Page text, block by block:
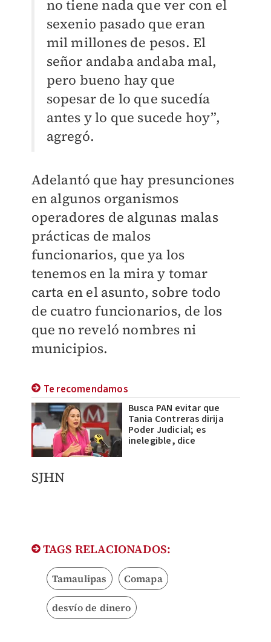
no tiene nada que ver con el
sexenio pasado que eran
mil millones de pesos. El
señor andaba andaba mal,
pero bueno hay que
sopesar de lo que sucedía
antes y lo que sucede hoy”,
agregó.
Adelantó que hay presunciones
en algunos organismos
operadores de algunas malas
prácticas de malos
funcionarios, que ya los
tenemos en la mira y tomar
carta en el asunto, sobre todo
de cuatro funcionarios, de los
que no reveló nombres ni
municipios.
Te recomendamos
Busca PAN evitar que
Tania Contreras dirija
Poder Judicial; es
inelegible, dice
SJHN
TAGS RELACIONADOS:
Tamaulipas Comapa
desvío de dinero